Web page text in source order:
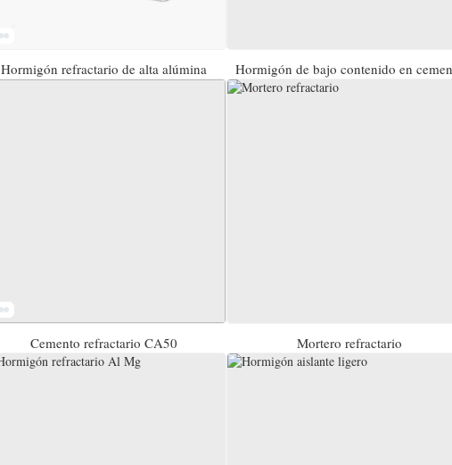
Hormigón refractario de alta alúmina Hormigón de bajo contenido en
Cemento refractario CA50 Mortero refractario